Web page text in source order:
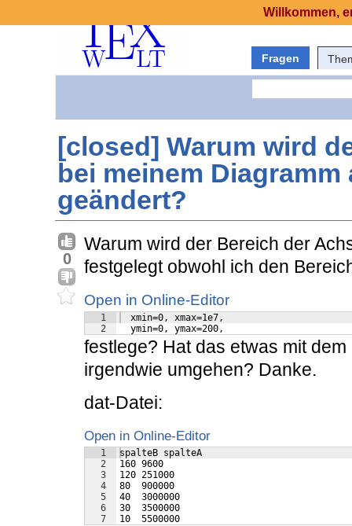
Fragen
[closed] Warum wird
bei meinem
geändert?
0
Warum wird der Bereich der
festgelegt obwohl ich den
Open in Online-Editor
1
2
  xmin=0, xmax=1e7,
  ymin=0, ymax=200,
festlege? Hat das etwas mit
irgendwie umgehen? Danke.
dat-Datei:
Open in Online-Editor
1
2
3
4
5
6
7
spalteB spalteA
160 9600
120 251000
80  900000
40  3000000
30  3500000
10  5500000
Willkommen,